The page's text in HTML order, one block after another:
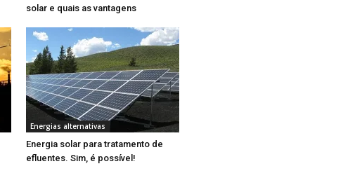
solar e quais as vantagens
Energias alternativas
Energia solar para tratamento de
efluentes. Sim, é possível!